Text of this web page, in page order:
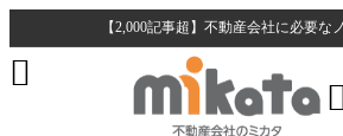
【2,000記事超】不動産会社に必要な
